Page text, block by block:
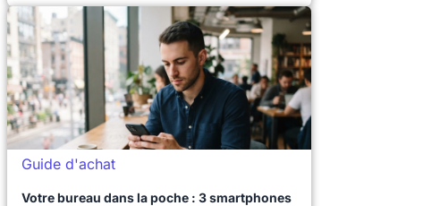
Guide d'achat
Votre bureau dans la poche : 3 smartphones